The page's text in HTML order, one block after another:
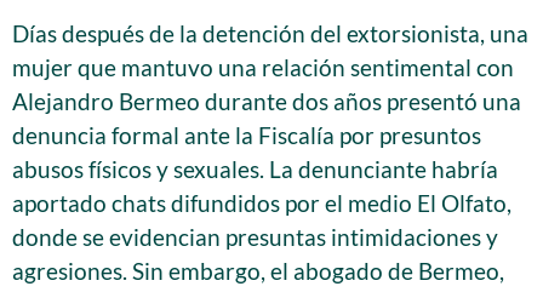
Días después de la detención del extorsionista, una
mujer que mantuvo una relación sentimental con
Alejandro Bermeo durante dos años presentó una
denuncia formal ante la Fiscalía por presuntos
abusos físicos y sexuales. La denunciante habría
aportado chats difundidos por el medio El Olfato,
donde se evidencian presuntas intimidaciones y
agresiones. Sin embargo, el abogado de Bermeo,